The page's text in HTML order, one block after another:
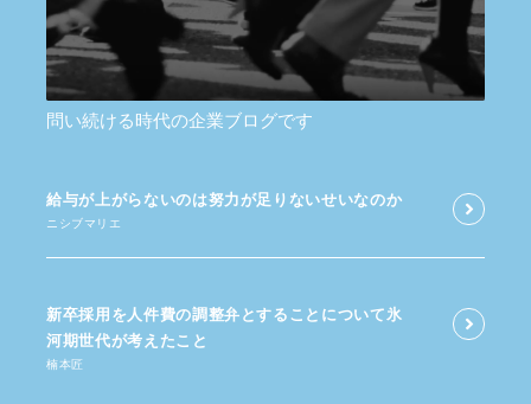
問い続ける時代の企業ブログです
給与が​上がらないのは​努力が​足りないせいなのか
ニシブマリエ
新卒採用を​人件費の​調整弁と​する​ことに​ついて​氷
河期世代が​考えた​こと
楠本匠